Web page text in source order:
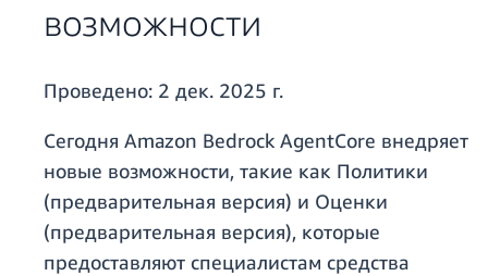
возможности
Проведено: 2 дек. 2025 г.
Сегодня Amazon Bedrock AgentCore внедряет
новые возможности, такие как Политики
(предварительная версия) и Оценки
(предварительная версия), которые
предоставляют специалистам средства